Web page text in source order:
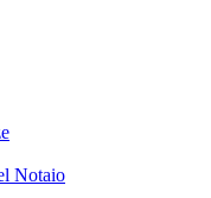
Notaio